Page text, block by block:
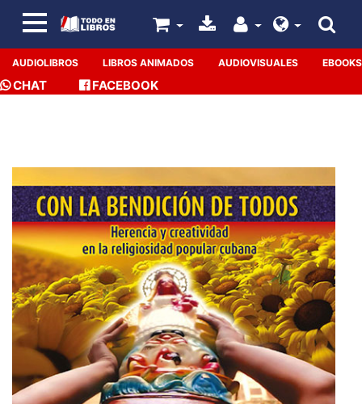
AUDIOLIBROS LIBROS ANIMADOS AUDIOVISUALES EBOOKS
CHAT FACEBOOK